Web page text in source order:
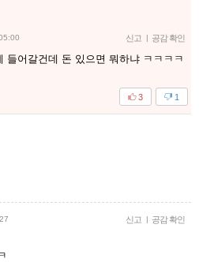
신고 | 공감 확인
들어갈건데 돈 있으면 뭐하냐 ㅋㅋㅋㅋ
1
3
신고 | 공감 확인